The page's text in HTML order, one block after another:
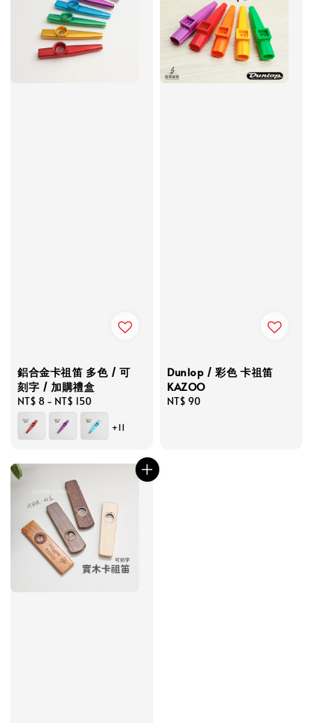
鋁合金卡祖笛 多色 / 可
刻字 / 加購禮盒
Regular
price
NT$ 8 - NT$ 150
+11
Dunlop / 彩色 卡祖笛
KAZOO
Regular
NT$ 90